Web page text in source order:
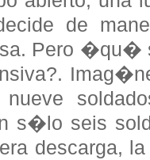
de
Pero �qu�
s�lo seis
descarga,